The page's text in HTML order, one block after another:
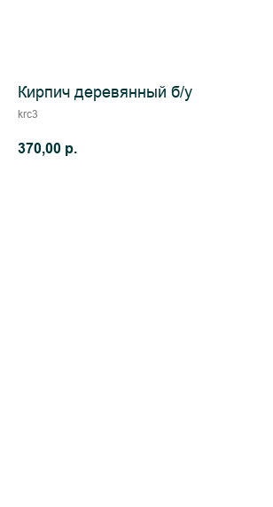
Кирпич деревянный б/у
krc3
370,00 р.